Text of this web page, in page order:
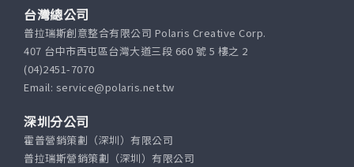
台灣總公司
普拉瑞斯創意整合有限公司 Polaris Creative Corp.
407 台中市西屯區台灣大道三段 660 號 5 樓之 2
(04)2451-7070
Email: service@polaris.net.tw
深圳分公司
霍普營銷策劃（深圳）有限公司
普拉瑞斯營銷策劃（深圳）有限公司